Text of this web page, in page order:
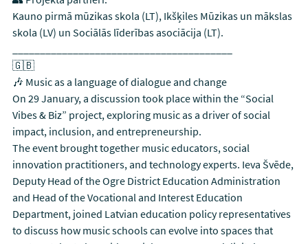
Kauno pirmā mūzikas skola (LT), Ikšķiles Mūzikas un mākslas
skola (LV) un Sociālās līderības asociācija (LT).
🇬🇧
🎶 Music as a language of dialogue and change
On 29 January, a discussion took place within the “Social
Vibes & Biz” project, exploring music as a driver of social
impact, inclusion, and entrepreneurship.
The event brought together music educators, social
innovation practitioners, and technology experts. Ieva Švēde,
Deputy Head of the Ogre District Education Administration
and Head of the Vocational and Interest Education
Department, joined Latvian education policy representatives
to discuss how music schools can evolve into spaces that